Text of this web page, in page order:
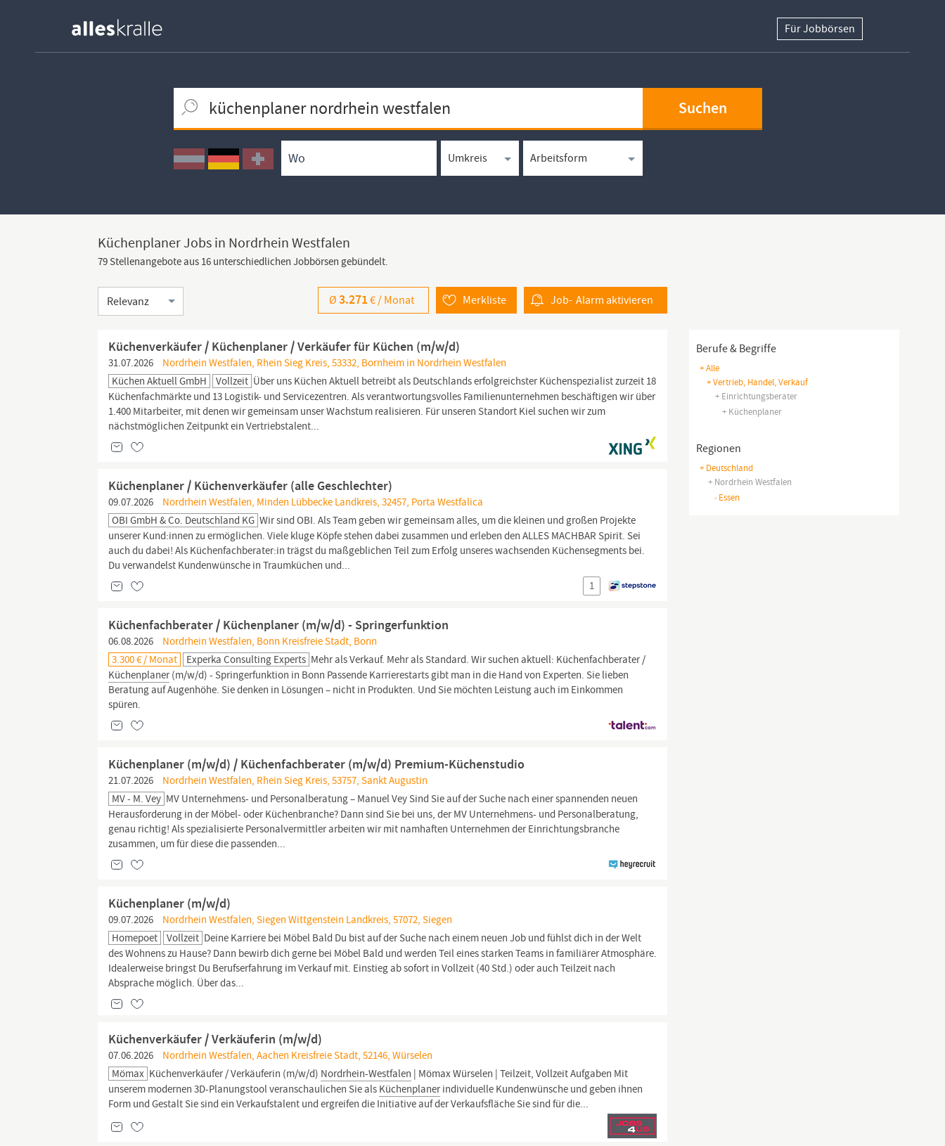
Für Jobbörsen
Ortssuche
Umkreissuche
Arbeitsform
Berufe & Begriffe
+ Alle
+ Vertrieb, Handel, Verkauf
+ Einrichtungsberater
+ Küchenplaner
Regionen
+ Deutschland
+ Nordrhein Westfalen
-Essen
Küchenplaner Jobs in Nordrhein Westfalen
79 Stellenangebote aus 16 unterschiedlichen Jobbörsen gebündelt.
Sortierung Job- Alarmaktivieren
Merkliste
Ø3.271€ / Monat
Küchenverkäufer / Küchenplaner / Verkäufer für Küchen (m/w/d)
31.07.2026
Nordrhein Westfalen, Rhein Sieg Kreis, 53332, Bornheim in Nordrhein Westfalen
Küchen Aktuell GmbH
Vollzeit Über uns Küchen Aktuell betreibt als Deutschlands erfolgreichster Küchenspezialist zurzeit 18
Küchenfachmärkte und 13 Logistik- und Servicezentren. Als verantwortungsvolles Familienunternehmen beschäftigen wir über
1.400 Mitarbeiter, mit denen wir gemeinsam unser Wachstum realisieren. Für unseren Standort Kiel suchen wir zum
nächstmöglichen Zeitpunkt ein Vertriebstalent...
Küchenplaner / Küchenverkäufer (alle Geschlechter)
09.07.2026
Nordrhein Westfalen, Minden Lübbecke Landkreis, 32457, Porta Westfalica
OBI GmbH & Co. Deutschland KG Wir sind OBI. Als Team geben wir gemeinsam alles, um die kleinen und großen Projekte
unserer Kund:innen zu ermöglichen. Viele kluge Köpfe stehen dabei zusammen und erleben den ALLES MACHBAR Spirit. Sei
auch du dabei! Als Küchenfachberater:in trägst du maßgeblichen Teil zum Erfolg unseres wachsenden Küchensegments bei.
Du verwandelst Kundenwünsche in Traumküchen und...
1
Küchenfachberater / Küchenplaner (m/w/d) - Springerfunktion
06.08.2026
Nordrhein Westfalen, Bonn Kreisfreie Stadt, Bonn
3.300 € / Monat
Experka Consulting Experts Mehr als Verkauf. Mehr als Standard. Wir suchen aktuell: Küchenfachberater /
Küchenplaner(m/w/d) - Springerfunktion in Bonn Passende Karrierestarts gibt man in die Hand von Experten. Sie lieben
Beratung auf Augenhöhe. Sie denken in Lösungen – nicht in Produkten. Und Sie möchten Leistung auch im Einkommen
spüren.
Küchenplaner (m/w/d) / Küchenfachberater (m/w/d) Premium-Küchenstudio
21.07.2026
Nordrhein Westfalen, Rhein Sieg Kreis, 53757, Sankt Augustin
MV - M. Vey MV Unternehmens- und Personalberatung – Manuel Vey Sind Sie auf der Suche nach einer spannenden neuen
Herausforderung in der Möbel- oder Küchenbranche? Dann sind Sie bei uns, der MV Unternehmens- und Personalberatung,
genau richtig! Als spezialisierte Personalvermittler arbeiten wir mit namhaften Unternehmen der Einrichtungsbranche
zusammen, um für diese die passenden...
Küchenplaner (m/w/d)
09.07.2026
Nordrhein Westfalen, Siegen Wittgenstein Landkreis, 57072, Siegen
Homepoet
Vollzeit Deine Karriere bei Möbel Bald Du bist auf der Suche nach einem neuen Job und fühlst dich in der Welt
des Wohnens zu Hause? Dann bewirb dich gerne bei Möbel Bald und werden Teil eines starken Teams in familiärer Atmosphäre.
Idealerweise bringst Du Berufserfahrung im Verkauf mit. Einstieg ab sofort in Vollzeit (40 Std.) oder auch Teilzeit nach
Absprache möglich. Über das...
Küchenverkäufer / Verkäuferin (m/w/d)
07.06.2026
Nordrhein Westfalen, Aachen Kreisfreie Stadt, 52146, Würselen
Mömax Küchenverkäufer / Verkäuferin (m/w/d) Nordrhein-Westfalen | Mömax Würselen | Teilzeit, Vollzeit Aufgaben Mit
unserem modernen 3D-Planungstool veranschaulichen Sie als Küchenplanerindividuelle Kundenwünsche und geben ihnen
Form und Gestalt Sie sind ein Verkaufstalent und ergreifen die Initiative auf der Verkaufsfläche Sie sind für die...